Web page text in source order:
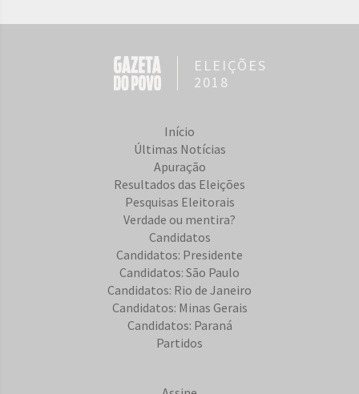
ELEIÇÕES
2018
Início
Últimas Notícias
Apuração
Resultados das Eleições
Pesquisas Eleitorais
Verdade ou mentira?
Candidatos
Candidatos: Presidente
Candidatos: São Paulo
Candidatos: Rio de Janeiro
Candidatos: Minas Gerais
Candidatos: Paraná
Partidos